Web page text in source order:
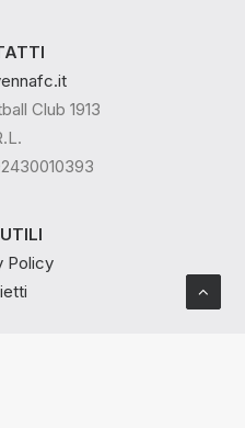
Club 1913
Policy